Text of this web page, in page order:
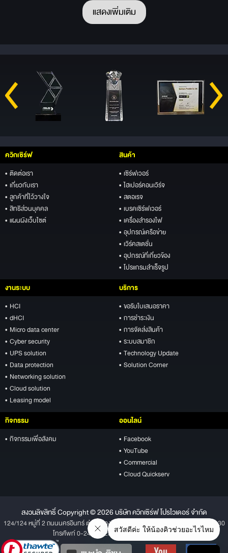
แสดงเพิ่มเติม
ควิกเซิร์ฟ
• ติดต่อเรา
• เกี่ยวกับเรา
• ลูกค้าที่ไว้วางใจ
• สิทธิส่วนบุคคล
• แผนผังเว็บไซต์
สินค้า
• เซิร์ฟเวอร์
• ไฮเปอร์คอนเวิร์จ
• สตอเรจ
• เบรคเซิร์ฟเวอร์
• เครื่องสำรองไฟ
• อุปกรณ์เครือข่าย
• เวิร์คสเตชั่น
• อุปกรณ์ที่เกี่ยวข้อง
• โปรแกรมสำเร็จรูป
งานระบบ
• HCI
• dHCI
• Micro data center
• Cyber security
• UPS solution
• Data protection
• Networking solution
• Cloud solution
• Leasing model
บริการ
• ขอรับใบเสนอราคา
• การชำระเงิน
• การจัดส่งสินค้า
• ระบบสมาชิก
• Technology Update
• Solution Corner
กิจกรรม
• กิจกรรมเพื่อสังคม
ออนไลน์
• Facebook
• YouTube
• Commercial
• Cloud Quickserv
สงวนลิขสิทธิ์ Copyright © 2026 บริษัท ควิกเซิร์ฟ โปรไวเดอร์ จำกัด
124/124 หมู่ที่ 2 ถนนนครอินทร์ ตำบลบางสีทอง อำเภอบางกรวย จังหวัดนนทบุรี 11130
โทรศัพท์ 0-2496-1234 โทรสาร 0-2496-1001